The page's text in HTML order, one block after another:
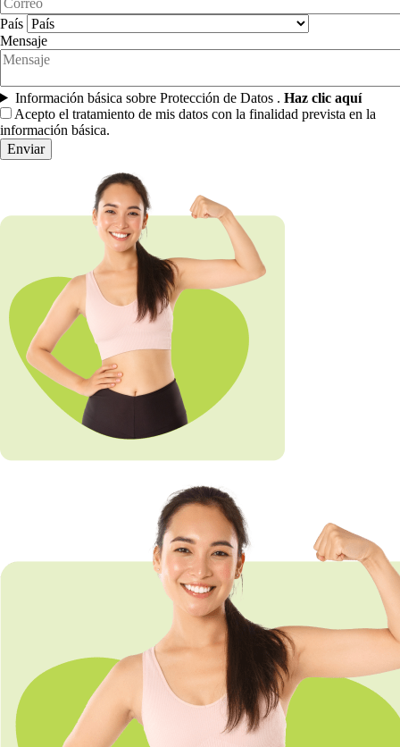
País
Mensaje
Información básica sobre Protección de Datos . Haz clic aquí
Acepto el tratamiento de mis datos con la finalidad prevista en la
información básica.